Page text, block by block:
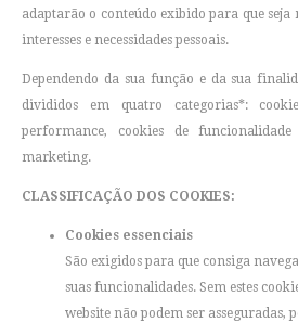
adaptarão o conteúdo exibido para que seja
interesses e necessidades pessoais.
Dependendo da sua função e da sua
divididos em quatro categorias*:
performance, cookies de
marketing.
CLASSIFICAÇÃO DOS COOKIES:
Cookies essenciais
São exigidos para que consiga
suas funcionalidades. Sem estes
website não podem ser asseguradas,